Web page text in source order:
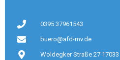
0395 37961543
buero@afd-mv.de
Woldegker Straße 27